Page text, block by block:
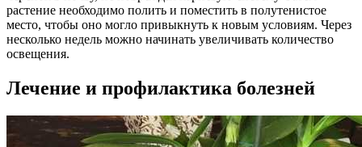
растение необходимо полить и поместить в полутенистое
место, чтобы оно могло привыкнуть к новым условиям. Через
несколько недель можно начинать увеличивать количество
освещения.
Лечение и профилактика болезней